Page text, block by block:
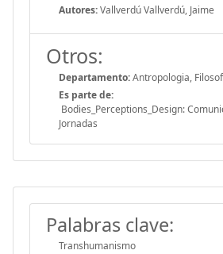
Autores:Vallverdú Vallverdú, Jaime
Otros:
Departamento:Antropologia,
Es parte de:
Bodies_Perceptions_Design:
Jornadas
Palabras clave:
Transhumanismo